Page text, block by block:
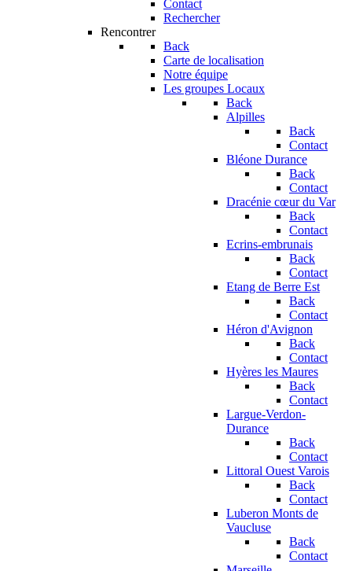
Contact
Rechercher
Rencontrer
Back
Carte de localisation
Notre équipe
Les groupes Locaux
Back
Alpilles
Back
Contact
Bléone Durance
Back
Contact
Dracénie cœur du Var
Back
Contact
Ecrins-embrunais
Back
Contact
Etang de Berre Est
Back
Contact
Héron d'Avignon
Back
Contact
Hyères les Maures
Back
Contact
Largue-Verdon-
Durance
Back
Contact
Littoral Ouest Varois
Back
Contact
Luberon Monts de
Vaucluse
Back
Contact